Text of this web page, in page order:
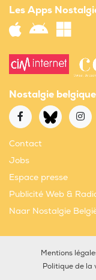
Les Apps
Nostalgie belgique
Contact
Jobs
Espace presse
Publicité Web &
Naar Nostalgie
Mentions
Politique de la